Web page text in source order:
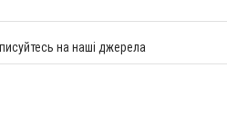
на наші джерела